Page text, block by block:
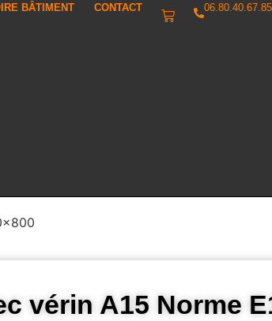
BÂTIMENT CONTACT 06.80.40.67.85
vérin A15 Norme